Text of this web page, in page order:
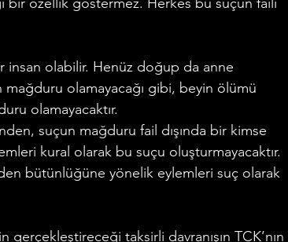
insan olabilir. Henüz doğup da anne
mağduru olamayacağı gibi, beyin ölümü
olamayacaktır.
suçun mağduru fail dışında bir kimse
kural olarak bu suçu oluşturmayacaktır.
bütünlüğüne yönelik eylemleri suç olarak
taksirli davranışın TCK’nın